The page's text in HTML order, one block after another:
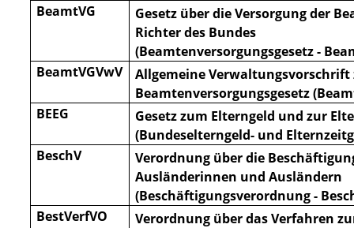
BeamtVG
Gesetz über die Versorgung der
Richter des Bundes
(Beamtenversorgungsgesetz -
BeamtVGVwV
Allgemeine Verwaltungsvorschrift
Beamtenversorgungsgesetz
BEEG
Gesetz zum Elterngeld und zur
(Bundeselterngeld- und
BeschV
Verordnung über die
Ausländerinnen und Ausländern
(Beschäftigungsverordnung -
BestVerfVO
Verordnung über das Verfahren